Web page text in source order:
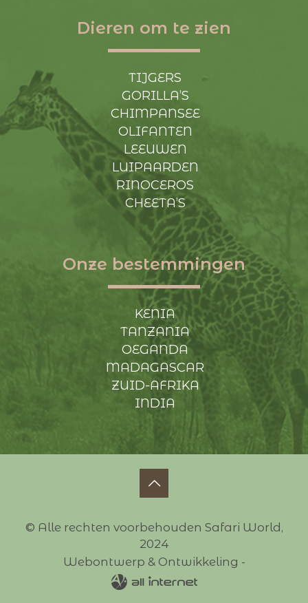
Dieren om te zien
TIJGERS
GORILLA’S
CHIMPANSEE
OLIFANTEN
LEEUWEN
LUIPAARDEN
RINOCEROS
CHEETA’S
Onze bestemmingen
KENIA
TANZANIA
OEGANDA
MADAGASCAR
ZUID-AFRIKA
INDIA
© Alle rechten voorbehouden Safari World,
2024
Webontwerp & Ontwikkeling -